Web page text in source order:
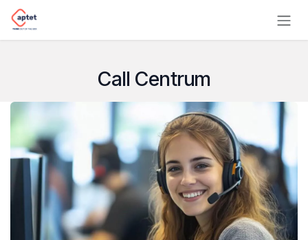
Ir al contenido
Call Centrum